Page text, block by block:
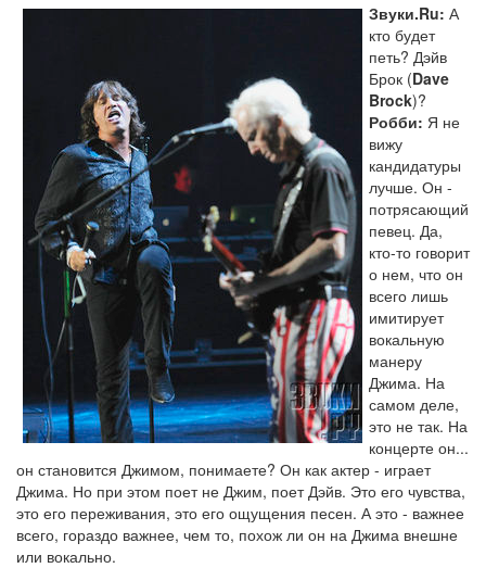
Звуки.Ru: А
кто будет
петь? Дэйв
Брок (Dave
Brock)?
Робби: Я не
вижу
кандидатуры
лучше. Он -
потрясающий
певец. Да,
кто-то говорит
о нем, что он
всего лишь
имитирует
вокальную
манеру
Джима. На
самом деле,
это не так. На
концерте он...
он становится Джимом, понимаете? Он как актер - играет
Джима. Но при этом поет не Джим, поет Дэйв. Это его чувства,
это его переживания, это его ощущения песен. А это - важнее
всего, гораздо важнее, чем то, похож ли он на Джима внешне
или вокально.